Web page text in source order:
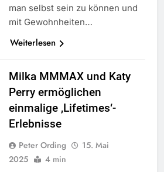
man selbst sein zu können und
mit Gewohnheiten…
Weiterlesen
Milka MMMAX und Katy
Perry ermöglichen
einmalige ,Lifetimes‘-
Erlebnisse
Peter Ording
15. Mai
2025
4 min